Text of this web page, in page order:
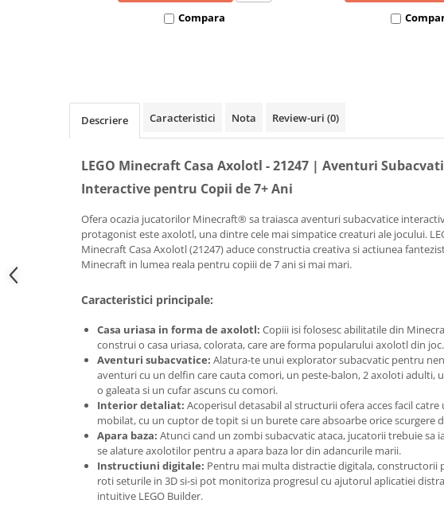
Carduri Cadou
Produse Sub 50 Lei
Compara
Descriere Caracteristici Nota Review-uri (0)
LEGO Minecraft Casa Axolotl - 21247 | Aventuri
Interactive pentru Copii de 7+ Ani
Ofera ocazia jucatorilor Minecraft® sa traiasca aventuri subacvatice
protagonist este axolotl, una dintre cele mai simpatice creaturi ale jocului.
Minecraft Casa Axolotl (21247) aduce constructia creativa si actiunea
Minecraft in lumea reala pentru copiii de 7 ani si mai mari.
Caracteristici principale:
Casa uriasa in forma de axolotl: Copiii isi folosesc abilitatile din
construi o casa uriasa, colorata, care are forma popularului axolotl din joc.
Aventuri subacvatice: Alatura-te unui explorator subacvatic pentru
aventuri cu un delfin care cauta comori, un peste-balon, 2 axoloti adulti,
o galeata si un cufar ascuns cu comori.
Interior detaliat: Acoperisul detasabil al structurii ofera acces facil
mobilat, cu un cuptor de topit si un burete care absoarbe orice scurgere
Apara baza: Atunci cand un zombi subacvatic ataca, jucatorii trebuie sa
se alature axolotilor pentru a apara baza lor din adancurile marii.
Instructiuni digitale: Pentru mai multa distractie digitala, constructorii
roti seturile in 3D si-si pot monitoriza progresul cu ajutorul aplicatiei
intuitive LEGO Builder.